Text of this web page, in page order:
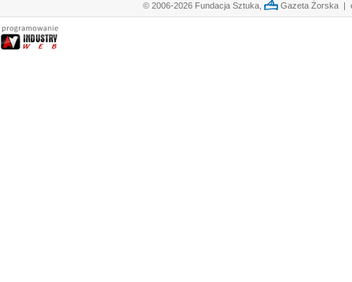
© 2006-2026 Fundacja Sztuka, Gazeta Żorska |